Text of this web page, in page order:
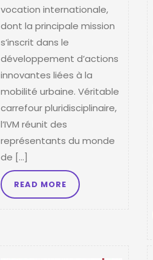
vocation internationale,
dont la principale mission
s’inscrit dans le
développement d’actions
innovantes liées à la
mobilité urbaine. Véritable
carrefour pluridisciplinaire,
l’IVM réunit des
représentants du monde
de […]
READ MORE